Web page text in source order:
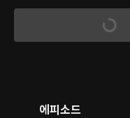
기 아트센터 대표에서 사랑
은 이성과 정념 사이에서 갈
에피소드